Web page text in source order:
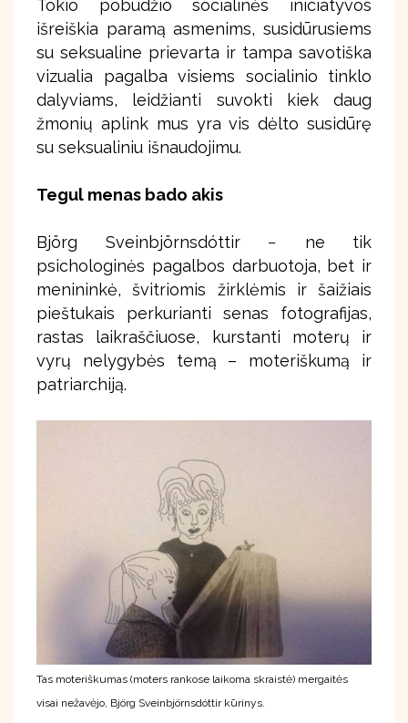
Tokio pobūdžio socialinės iniciatyvos
išreiškia paramą asmenims, susidūrusiems
su seksualine prievarta ir tampa savotiška
vizualia pagalba visiems socialinio tinklo
dalyviams, leidžianti suvokti kiek daug
žmonių aplink mus yra vis dėlto susidūrę
su seksualiniu išnaudojimu.
Tegul menas bado akis
Björg Sveinbjörnsdóttir − ne tik
psichologinės pagalbos darbuotoja, bet ir
menininkė, švitriomis žirklėmis ir šaižiais
pieštukais perkurianti senas fotografijas,
rastas laikraščiuose, kurstanti moterų ir
vyrų nelygybės temą – moteriškumą ir
patriarchiją.
Tas moteriškumas (moters rankose laikoma skraistė) mergaitės
visai nežavėjo, Björg Sveinbjörnsdóttir kūrinys.